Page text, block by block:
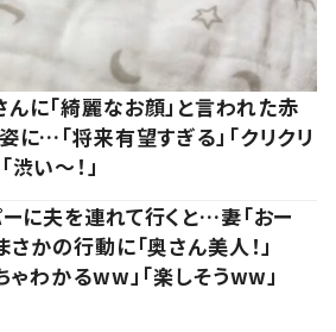
に「綺麗なお顔」と言われた赤
に…「将来有望すぎる」「クリクリ
い～！」
に夫を連れて行くと…妻「おー
さかの行動に「奥さん美人！」
ゃわかるww」「楽しそうww」